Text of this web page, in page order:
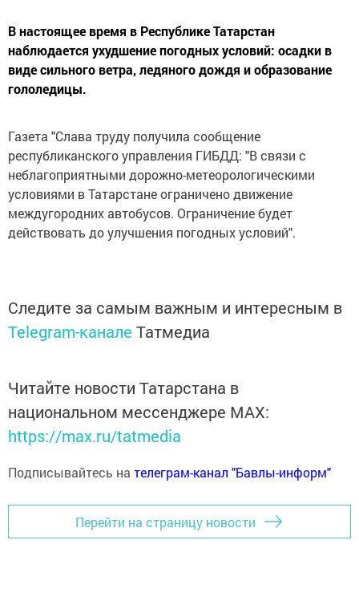
В настоящее время в Республике Татарстан
наблюдается ухудшение погодных условий: осадки в
виде сильного ветра, ледяного дождя и образование
гололедицы.
Газета "Слава труду получила сообщение
республиканского управления ГИБДД: "В связи с
неблагоприятными дорожно-метеорологическими
условиями в Татарстане ограничено движение
междугородних автобусов. Ограничение будет
действовать до улучшения погодных условий".
Следите за самым важным и интересным в
Telegram-канале Татмедиа
Читайте новости Татарстана в
национальном мессенджере MАХ:
https://max.ru/tatmedia
Подписывайтесь на телеграм-канал "Бавлы-информ"
Перейти на страницу новости